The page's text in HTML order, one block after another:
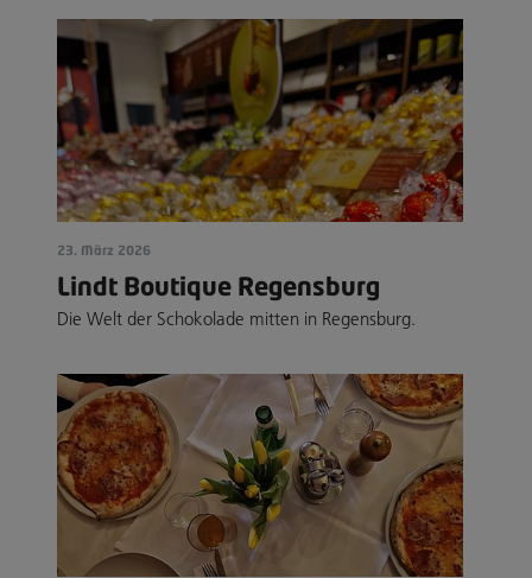
23. März 2026
Lindt Boutique Regensburg
Die Welt der Schokolade mitten in Regensburg.